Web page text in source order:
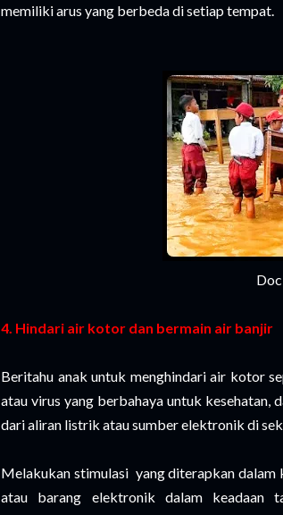
memiliki arus yang berbeda di setiap tempat.
4. Hindari air kotor dan bermain air banjir
Beritahu anak untuk menghindari air kotor
atau virus yang berbahaya untuk
dari aliran listrik atau sumber elektronik di
Melakukan stimulasi yang diterapkan
atau barang elektronik dalam keadaan